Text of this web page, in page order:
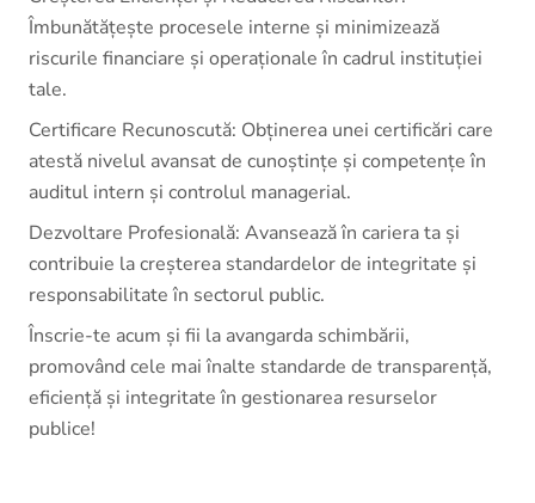
Îmbunătățește procesele interne și minimizează
riscurile financiare și operaționale în cadrul instituției
tale.
Certificare Recunoscută: Obținerea unei certificări care
atestă nivelul avansat de cunoștințe și competențe în
auditul intern și controlul managerial.
Dezvoltare Profesională: Avansează în cariera ta și
contribuie la creșterea standardelor de integritate și
responsabilitate în sectorul public.
Înscrie-te acum și fii la avangarda schimbării,
promovând cele mai înalte standarde de transparență,
eficiență și integritate în gestionarea resurselor
publice!